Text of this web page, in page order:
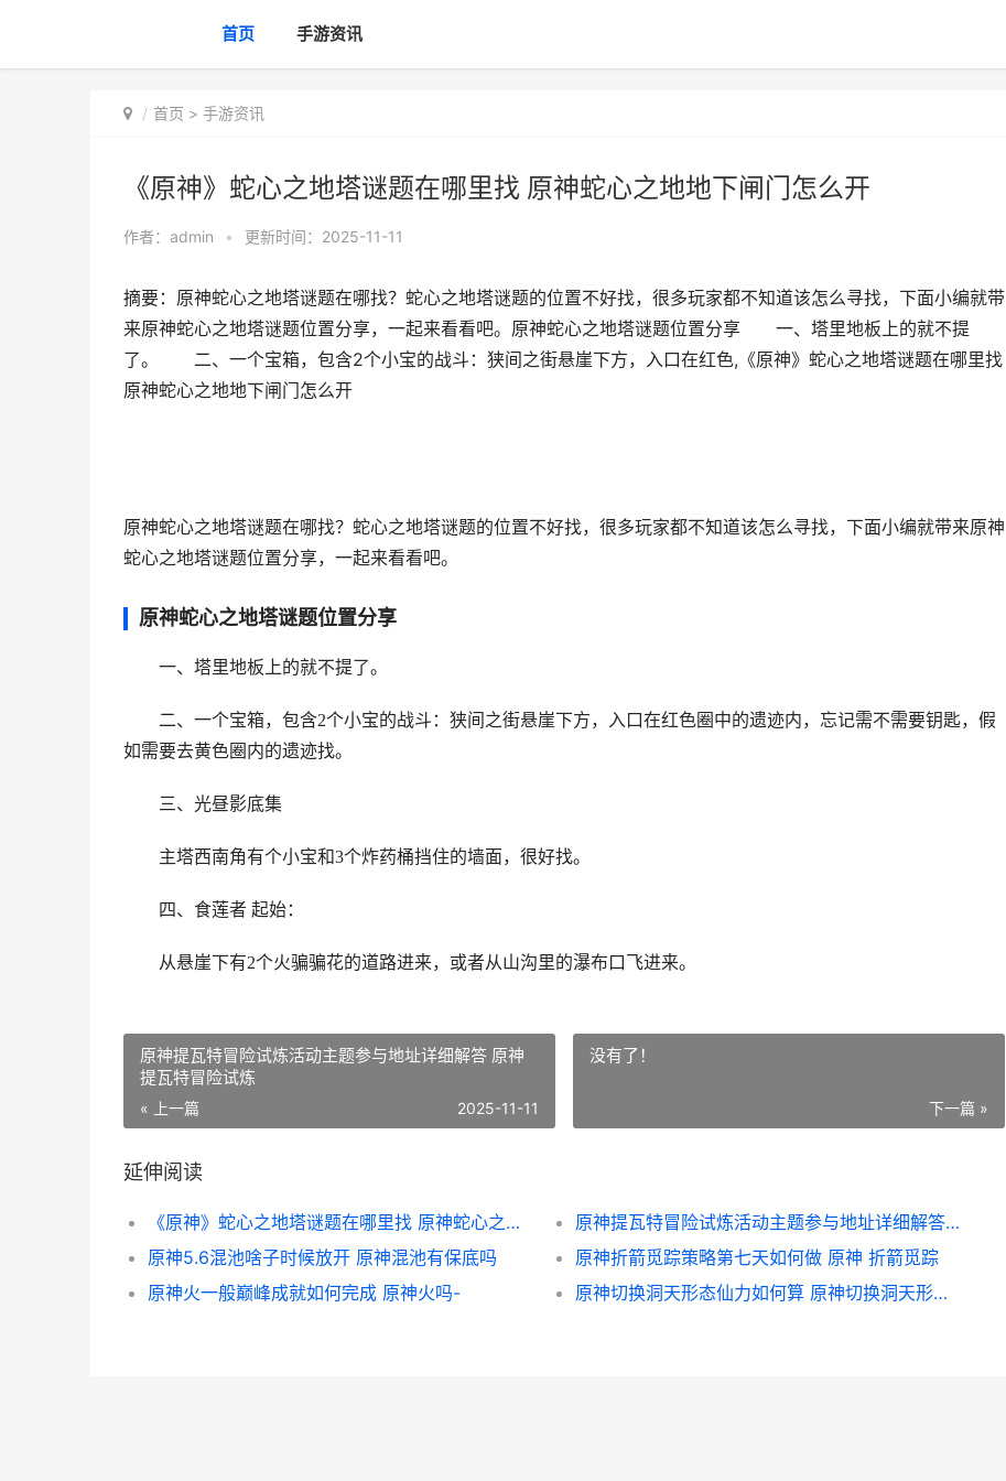
首页 手游资讯
首页 > 手游资讯
《原神》蛇心之地塔谜题在哪里找 原神蛇心之地地下闸门怎么开
作者： admin • 更新时间：2025-11-11
摘要：原神蛇心之地塔谜题在哪找？蛇心之地塔谜题的位置不好找，很多玩家都不知道该怎么寻找，下面小编就带
来原神蛇心之地塔谜题位置分享，一起来看看吧。原神蛇心之地塔谜题位置分享 一、塔里地板上的就不提
了。 二、一个宝箱，包含2个小宝的战斗：狭间之街悬崖下方，入口在红色,《原神》蛇心之地塔谜题在哪里找
原神蛇心之地地下闸门怎么开
原神蛇心之地塔谜题在哪找？蛇心之地塔谜题的位置不好找，很多玩家都不知道该怎么寻找，下面小编就带来原神
蛇心之地塔谜题位置分享，一起来看看吧。
原神蛇心之地塔谜题位置分享
一、塔里地板上的就不提了。
二、一个宝箱，包含2个小宝的战斗：狭间之街悬崖下方，入口在红色圈中的遗迹内，忘记需不需要钥匙，假
如需要去黄色圈内的遗迹找。
三、光昼影底集
主塔西南角有个小宝和3个炸药桶挡住的墙面，很好找。
四、食莲者 起始：
从悬崖下有2个火骗骗花的道路进来，或者从山沟里的瀑布口飞进来。
原神提瓦特冒险试炼活动主题参与地址详细解答 原神
提瓦特冒险试炼
« 上一篇 2025-11-11
没有了！
下一篇 »
延伸阅读
《原神》蛇心之地塔谜题在哪里找 原神蛇心之地地下闸门怎么开
原神提瓦特冒险试炼活动主题参与地址详细解答 原神提瓦特冒险试炼
原神5.6混池啥子时候放开 原神混池有保底吗
原神折箭觅踪策略第七天如何做 原神 折箭觅踪
原神火一般巅峰成就如何完成 原神火吗-
原神切换洞天形态仙力如何算 原神切换洞天形态后摆设还在吗